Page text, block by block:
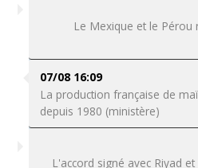
Le Mexique et le Pérou
07/08 16:09
La production française de
depuis 1980 (ministère)
L'accord signé avec Riyad